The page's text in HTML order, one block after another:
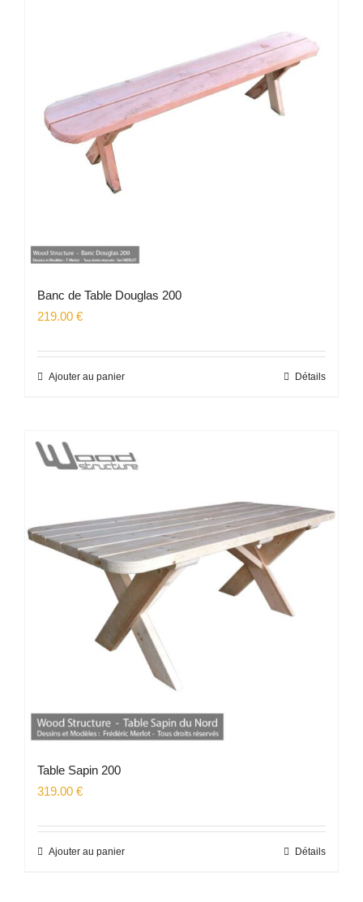
Banc de Table Douglas 200
219.00 €
Ajouter au panier Détails
Table Sapin 200
319.00 €
Ajouter au panier Détails